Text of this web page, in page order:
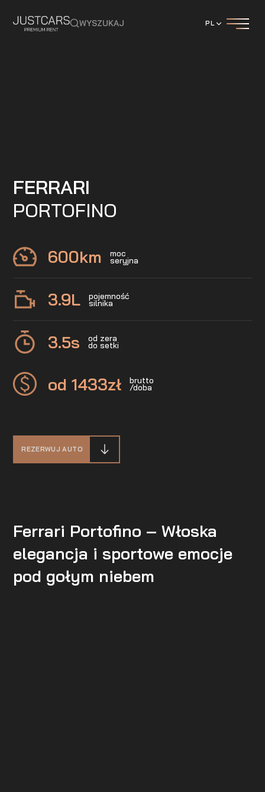
WYSZUKAJ PL
FERRARI
PORTOFINO
600km moc
seryjna
3.9L pojemność
silnika
3.5s od zera
do setki
od 1433zł brutto
/doba
REZERWUJ AUTO
Ferrari Portofino – Włoska
elegancja i sportowe emocje
pod gołym niebem